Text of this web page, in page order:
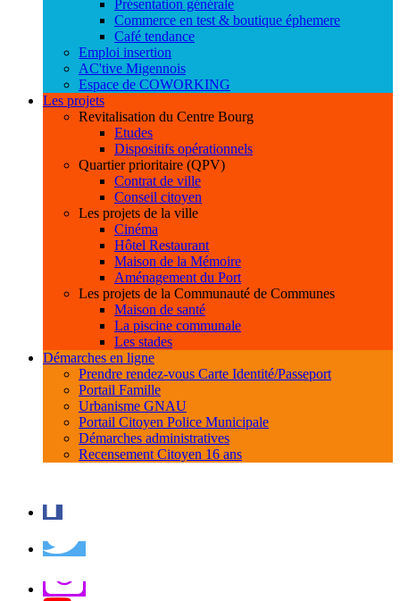
Présentation générale
Commerce en test & boutique éphemere
Café tendance
Emploi insertion
AC'tive Migennois
Espace de COWORKING
Les projets
Revitalisation du Centre Bourg
Etudes
Dispositifs opérationnels
Quartier prioritaire (QPV)
Contrat de ville
Conseil citoyen
Les projets de la ville
Cinéma
Hôtel Restaurant
Maison de la Mémoire
Aménagement du Port
Les projets de la Communauté de Communes
Maison de santé
La piscine communale
Les stades
Démarches en ligne
Prendre rendez-vous Carte Identité/Passeport
Portail Famille
Urbanisme GNAU
Portail Citoyen Police Municipale
Démarches administratives
Recensement Citoyen 16 ans